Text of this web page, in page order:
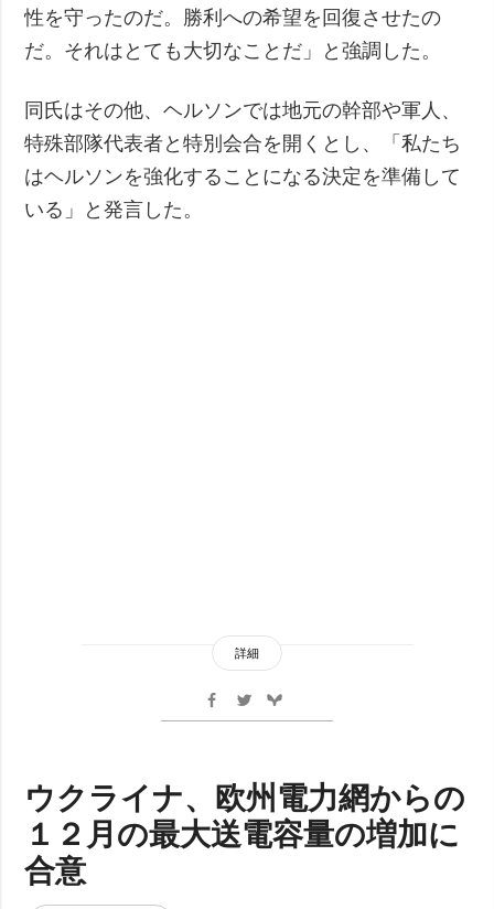
性を守ったのだ。勝利への希望を回復させたの
だ。それはとても大切なことだ」と強調した。
同氏はその他、ヘルソンでは地元の幹部や軍人、
特殊部隊代表者と特別会合を開くとし、「私たち
はヘルソンを強化することになる決定を準備して
いる」と発言した。
詳細
ウクライナ、欧州電力網からの
１２月の最大送電容量の増加に
合意